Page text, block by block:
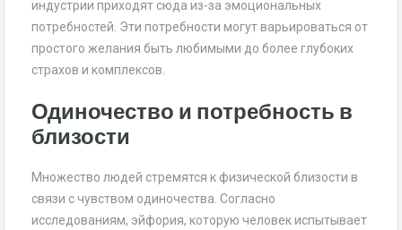
индустрии приходят сюда из-за эмоциональных
потребностей. Эти потребности могут варьироваться от
простого желания быть любимыми до более глубоких
страхов и комплексов.
Одиночество и потребность в
близости
Множество людей стремятся к физической близости в
связи с чувством одиночества. Согласно
исследованиям, эйфория, которую человек испытывает